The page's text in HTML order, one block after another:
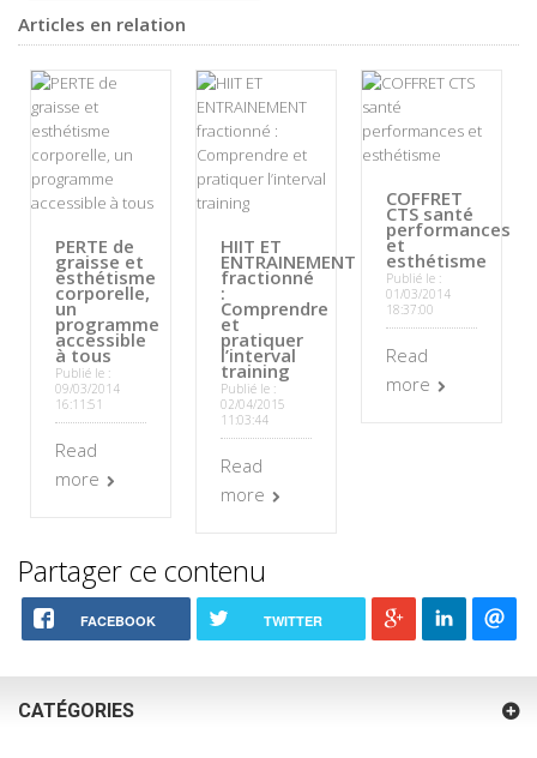
Articles en relation
PERTE de
graisse et
esthétisme
corporelle,
un
programme
accessible
à tous
Publié le :
09/03/2014
16:11:51
Read
more
HIIT ET
ENTRAINEMENT
fractionné
:
Comprendre
et
pratiquer
l’interval
training
Publié le :
02/04/2015
11:03:44
Read
more
COFFRET
CTS santé
performances
et
esthétisme
Publié le :
01/03/2014
18:37:00
Read
more
Partager ce contenu
FACEBOOK TWITTER
CATÉGORIES